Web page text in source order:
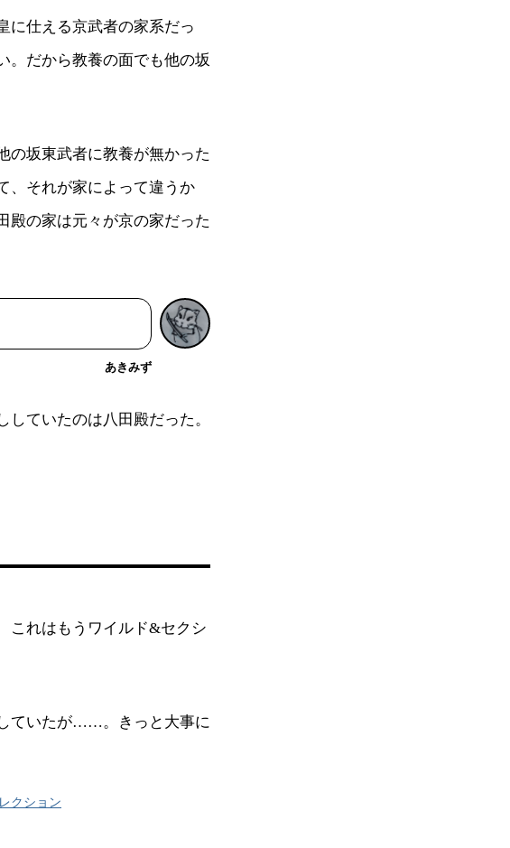
に仕える京武者の家系だっ
。だから教養の面でも他の坂
坂東武者に教養が無かった
、それが家によって違うか
殿の家は元々が京の家だった
あきみず
ていたのは八田殿だった。
れはもうワイルド&セクシ
ていたが……。きっと大事に
クション